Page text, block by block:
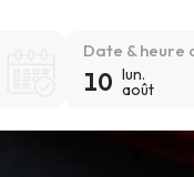
Date & heure
10 lun.
août